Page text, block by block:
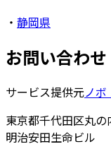
・ 静岡県
お問い合わせ
サービス提供元ノボ
東京都千代田区丸の
明治安田生命ビル